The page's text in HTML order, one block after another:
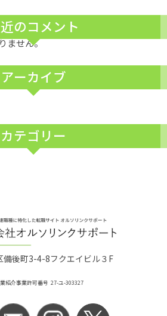
のコメント
ません。
アーカイブ
カテゴリー
備後町3-4-8フクエイビル３F
紹介事業許可番号 27-ユ-303327